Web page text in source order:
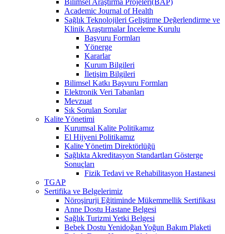
Academic Journal of Health
Sağlık Teknolojileri Geliştirme Değerlendirme ve
Klinik Araştırmalar İnceleme Kurulu
Başvuru Formları
Yönerge
Kararlar
Kurum Bilgileri
İletişim Bilgileri
Bilimsel Katkı Başvuru Formları
Elektronik Veri Tabanları
Mevzuat
Sık Sorulan Sorular
Kalite Yönetimi
Kurumsal Kalite Politikamız
El Hijyeni Politikamız
Kalite Yönetim Direktörlüğü
Sağlıkta Akreditasyon Standartları Gösterge
Sonuçları
Fizik Tedavi ve Rehabilitasyon Hastanesi
TGAP
Sertifika ve Belgelerimiz
Nöroşirurji Eğitiminde Mükemmellik Sertifikası
Anne Dostu Hastane Belgesi
Sağlık Turizmi Yetki Belgesi
Bebek Dostu Yenidoğan Yoğun Bakım Plaketi